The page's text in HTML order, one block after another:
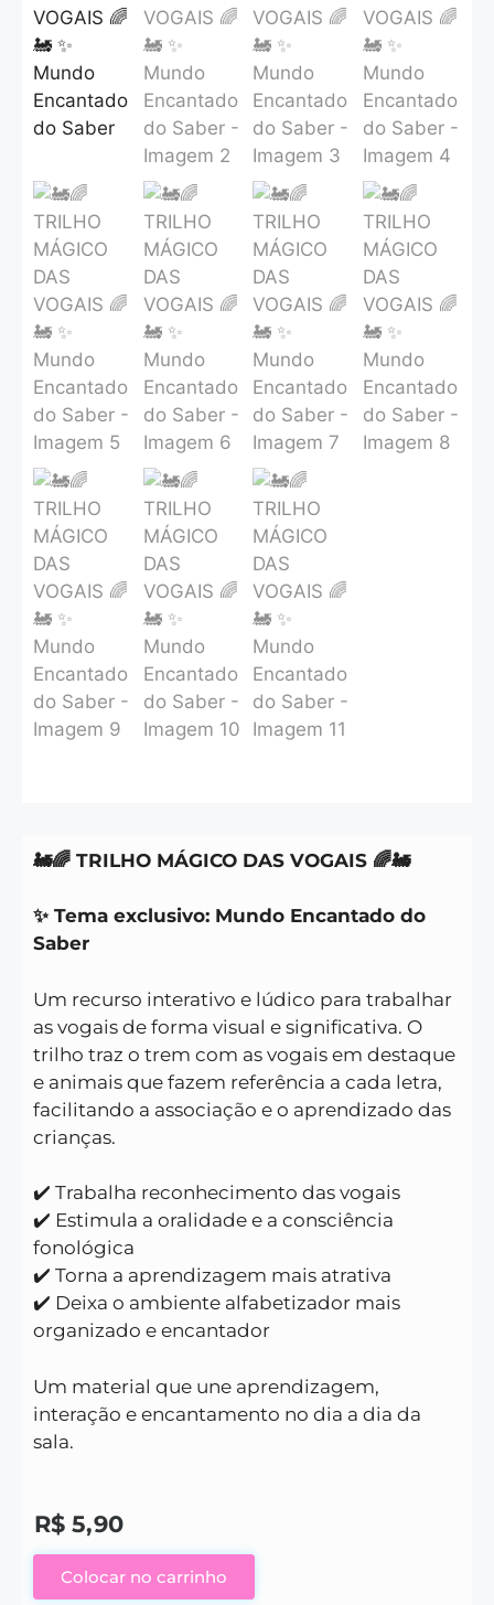
🚂🌈 TRILHO MÁGICO DAS VOGAIS 🌈🚂
✨ Tema exclusivo: Mundo Encantado do
Saber
Um recurso interativo e lúdico para trabalhar
as vogais de forma visual e significativa. O
trilho traz o trem com as vogais em destaque
e animais que fazem referência a cada letra,
facilitando a associação e o aprendizado das
crianças.
✔️ Trabalha reconhecimento das vogais
✔️ Estimula a oralidade e a consciência
fonológica
✔️ Torna a aprendizagem mais atrativa
✔️ Deixa o ambiente alfabetizador mais
organizado e encantador
Um material que une aprendizagem,
interação e encantamento no dia a dia da
sala.
R$ 5,90
Colocar no carrinho